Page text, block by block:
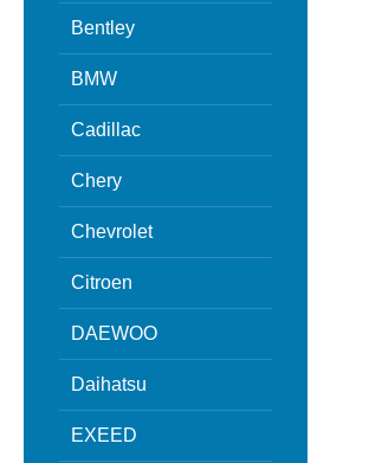
Bentley
BMW
Cadillac
Chery
Chevrolet
Citroen
DAEWOO
Daihatsu
EXEED